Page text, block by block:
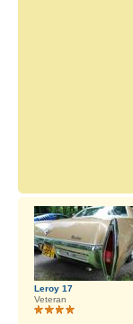
Leroy 17
Veteran